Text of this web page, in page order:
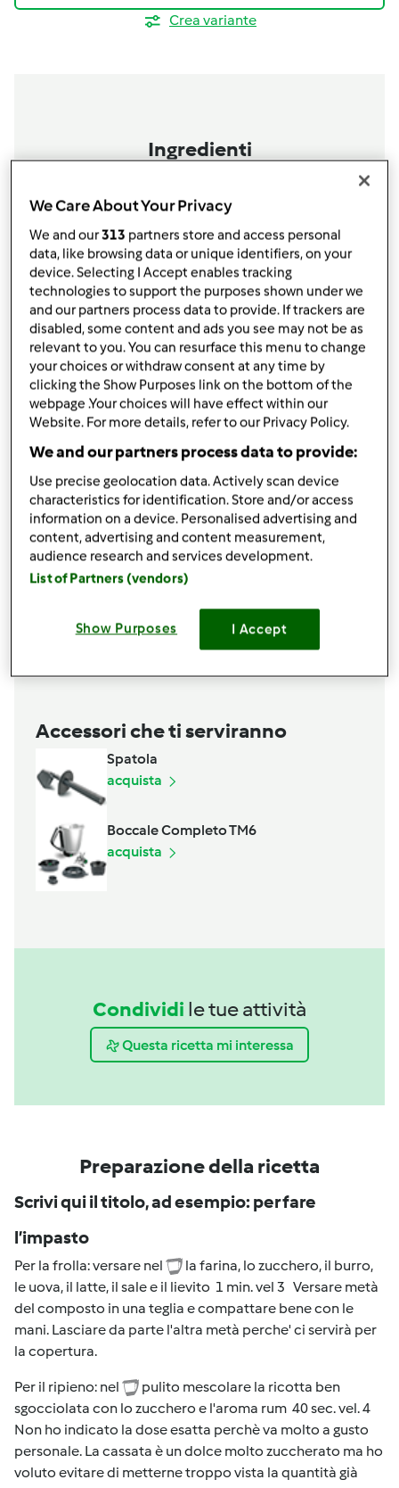
Crea variante
Ingredienti
400grammidi farina 00
125grammi di zucchero per la frolla
125grammidi burro morbido
2uova bio
40grammidi latte
mezzabustinadi lievito per dolci
1pizzicodi sale
500grammidi ricotta vaccina
6/7cucchiaidi zucchero per il ripieno
100grammitra frutta candita, pistacchi e gocce
di cioccolato
1fiala di aroma al rum
Ad esempio: per l’impasto
Ad esempio: per l’impasto
Ad esempio: per l’impasto
Aggiungi alla lista della spesa
Accessori che ti serviranno
Spatola
acquista
Boccale Completo TM6
acquista
Condividi le tue attività
Questa ricetta mi interessa
Preparazione della ricetta
Scrivi qui il titolo, ad esempio: per fare
l’impasto
Per la frolla: versare nel
la farina, lo zucchero, il burro,
le uova, il latte, il sale e il lievito 1 min. vel 3 Versare metà
del composto in una teglia e compattare bene con le
mani. Lasciare da parte l'altra metà perche' ci servirà per
la copertura.
Per il ripieno: nel
pulito mescolare la ricotta ben
sgocciolata con lo zucchero e l'aroma rum 40 sec. vel. 4
Non ho indicato la dose esatta perchè va molto a gusto
personale. La cassata è un dolce molto zuccherato ma ho
voluto evitare di metterne troppo vista la quantità già
We Care About Your Privacy
We and our313 partners store and access personal
data, like browsing data or unique identifiers, on your
device. Selecting I Accept enables tracking
technologies to support the purposes shown under we
and our partners process data to provide. If trackers are
disabled, some content and ads you see may not be as
relevant to you. You can resurface this menu to change
your choices or withdraw consent at any time by
clicking the Show Purposes link on the bottom of the
webpage .Your choices will have effect within our
Website. For more details, refer to our Privacy Policy.
We and our partners process data to provide:
Use precise geolocation data. Actively scan device
characteristics for identification. Store and/or access
information on a device. Personalised advertising and
content, advertising and content measurement,
audience research and services development.
List of Partners (vendors)
Show Purposes I Accept